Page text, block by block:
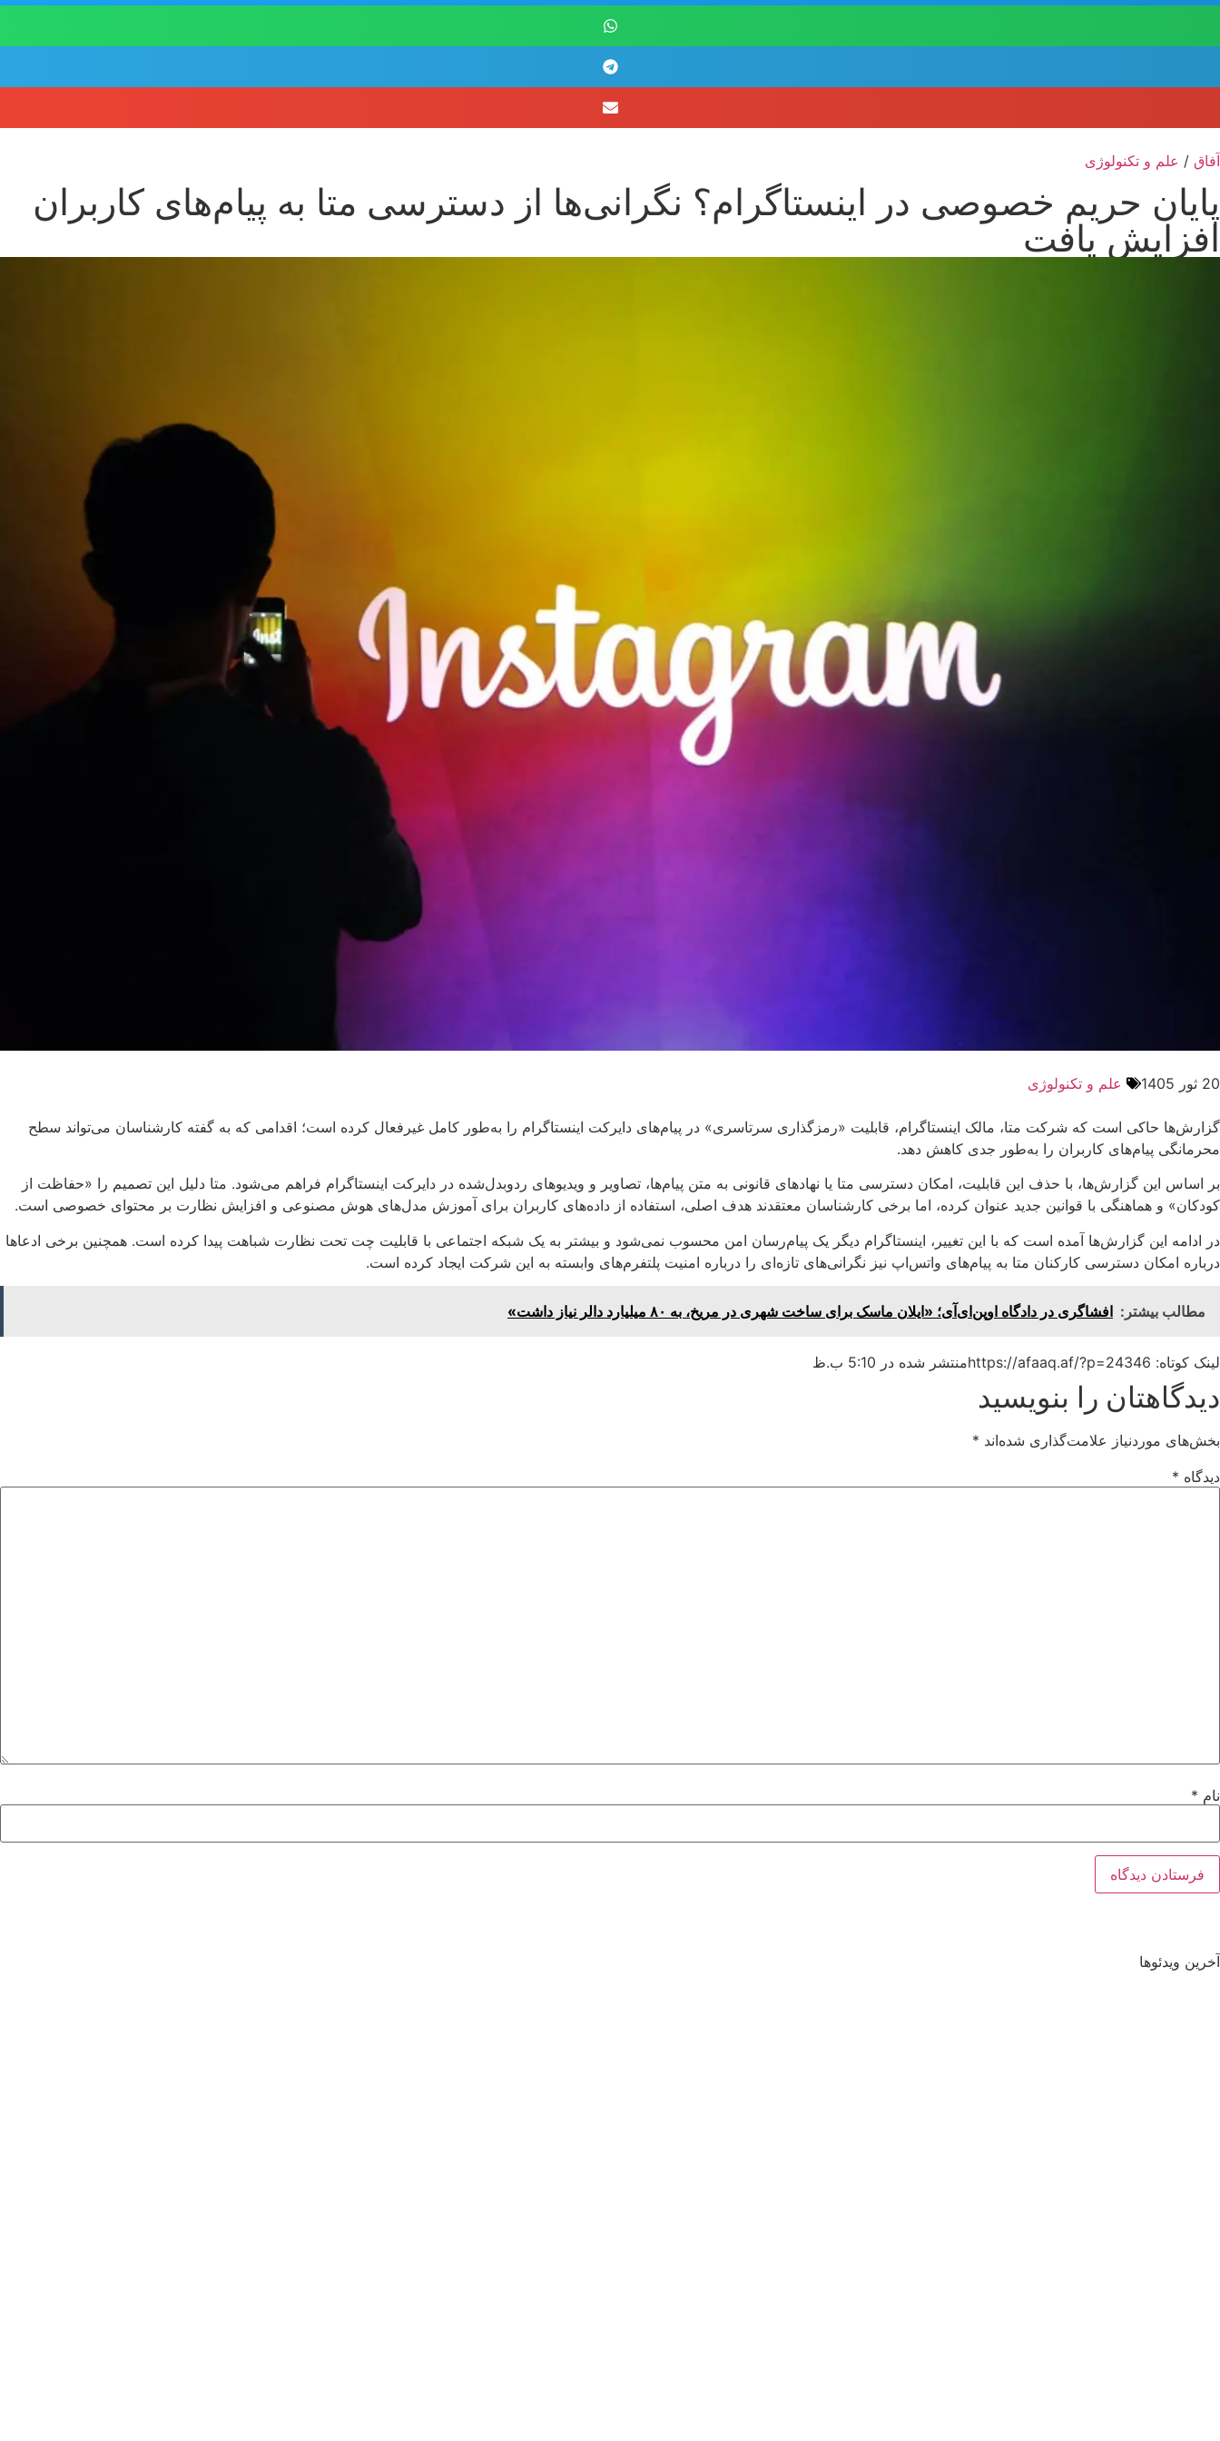
آفاق / علم و تکنولوژی
پایان حریم خصوصی در اینستاگرام؟ نگرانی‌ها از دسترسی متا به پیام‌های کاربران
افزایش یافت
20 ثور 1405 علم و تکنولوژی
گزارش‌ها حاکی است که شرکت متا، مالک اینستاگرام، قابلیت «رمزگذاری سرتاسری» در پیام‌های دایرکت اینستاگرام را به‌طور کامل غیرفعال کرده است؛ اقدامی که به گفته کارشناسان می‌تواند سطح
محرمانگی پیام‌های کاربران را به‌طور جدی کاهش دهد.
بر اساس این گزارش‌ها، با حذف این قابلیت، امکان دسترسی متا یا نهادهای قانونی به متن پیام‌ها، تصاویر و ویدیوهای ردوبدل‌شده در دایرکت اینستاگرام فراهم می‌شود. متا دلیل این تصمیم را «حفاظت از
کودکان» و هماهنگی با قوانین جدید عنوان کرده، اما برخی کارشناسان معتقدند هدف اصلی، استفاده از داده‌های کاربران برای آموزش مدل‌های هوش مصنوعی و افزایش نظارت بر محتوای خصوصی است.
در ادامه این گزارش‌ها آمده است که با این تغییر، اینستاگرام دیگر یک پیام‌رسان امن محسوب نمی‌شود و بیشتر به یک شبکه اجتماعی با قابلیت چت تحت نظارت شباهت پیدا کرده است. همچنین برخی ادعاها
درباره امکان دسترسی کارکنان متا به پیام‌های واتس‌اپ نیز نگرانی‌های تازه‌ای را درباره امنیت پلتفرم‌های وابسته به این شرکت ایجاد کرده است.
مطالب بیشتر: افشاگری در دادگاه اوپن‌ای‌آی؛ «ایلان ماسک برای ساخت شهری در مریخ، به ۸۰ میلیارد دالر نیاز داشت»
لینک کوتاه: https://afaaq.af/?p=24346 منتشر شده در 5:10 ب.ظ
دیدگاهتان را بنویسید
بخش‌های موردنیاز علامت‌گذاری شده‌اند *
دیدگاه *
نام *
آخرین ویدئوها